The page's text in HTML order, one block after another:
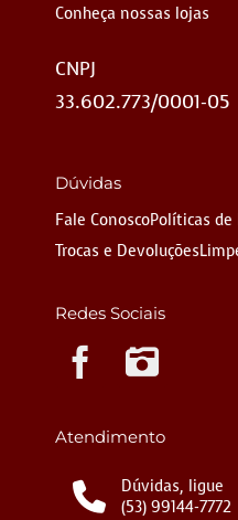
Conheça nossas lojas
CNPJ
33.602.773/0001-05
Dúvidas
Fale ConoscoPolíticas de
Trocas e Devoluções
Redes Sociais
Atendimento
Dúvidas, ligue
(53) 99144-7772